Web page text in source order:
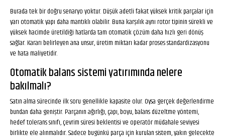
Burada tek bir doğru senaryo yoktur. Düşük adetli fakat yüksek kritik parçalar için
yarı otomatik yapı daha mantıklı olabilir. Buna karşılık aynı rotor tipinin sürekli ve
yüksek hacimde üretildiği hatlarda tam otomatik çözüm daha hızlı geri dönüş
sağlar. Kararı belirleyen ana unsur, üretim miktarı kadar proses standardizasyonu
ve hata maliyetidir.
Otomatik balans sistemi yatırımında nelere
bakılmalı?
Satın alma sürecinde ilk soru genellikle kapasite olur. Oysa gerçek değerlendirme
bundan daha geniştir. Parçanın ağırlığı, çapı, boyu, balans düzeltme yöntemi,
hedef tolerans sınıfı, çevrim süresi beklentisi ve operatör müdahale seviyesi
birlikte ele alınmalıdır. Sadece bugünkü parça için kurulan sistem, yakın gelecekte